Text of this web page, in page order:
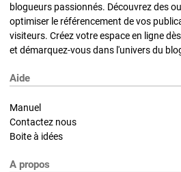
blogueurs passionnés. Découvrez des
optimiser le référencement de vos
visiteurs. Créez votre espace en ligne
et démarquez-vous dans l'univers du
Aide
Manuel
Contactez nous
Boite à idées
A propos